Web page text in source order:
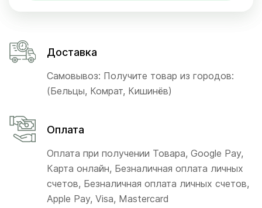
Доставка
Самовывоз: Получите товар из городов:
(Бельцы, Комрат, Кишинёв)
Оплата
Оплата при получении Товара, Google Pay,
Карта онлайн, Безналичная оплата личных
счетов, Безналичная оплата личных счетов,
Apple Pay, Visa, Mastercard